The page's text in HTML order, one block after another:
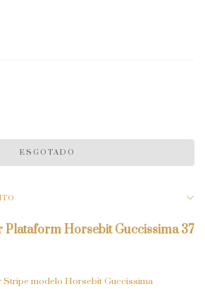
PlataformHorsebit Guccissima 37
Stripe modelo Horsebit Guccissima